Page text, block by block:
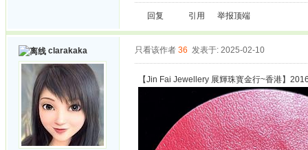
回复 引用 举报顶端
clarakaka 只看该作者 36 发表于: 2025-02-10
【Jin Fai Jewellery 展輝珠寳金行~香港】